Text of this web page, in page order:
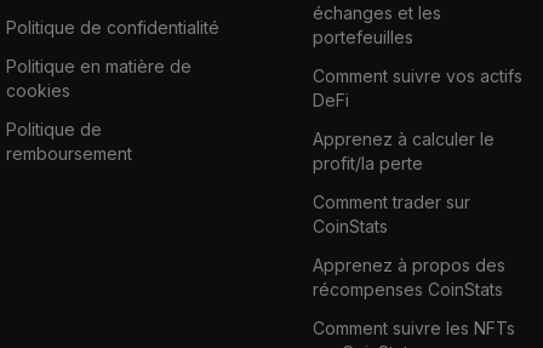
Politique de confidentialité
Politique en matière de
cookies
Politique de
remboursement
échanges et les
portefeuilles
Comment suivre vos actifs
DeFi
Apprenez à calculer le
profit/la perte
Comment trader sur
CoinStats
Apprenez à propos des
récompenses CoinStats
Comment suivre les NFTs